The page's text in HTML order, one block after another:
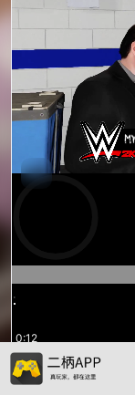
0:13
/
1:41
1:41
预